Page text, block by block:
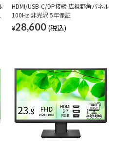
HDMI/USB-C/DP接続 広視野角パネル
100Hz 非光沢 5年保証
¥28,600